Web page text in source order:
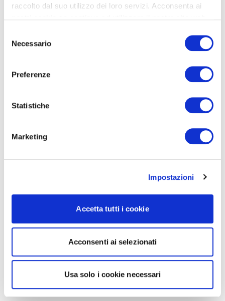
raccolto dal suo utilizzo dei loro servizi. Acconsenta ai
delNecessario
Preferenze
Statistiche
Marketing
Impostazioni
Accetta tutti i cookie
Acconsenti ai selezionati
Usa solo i cookie necessari